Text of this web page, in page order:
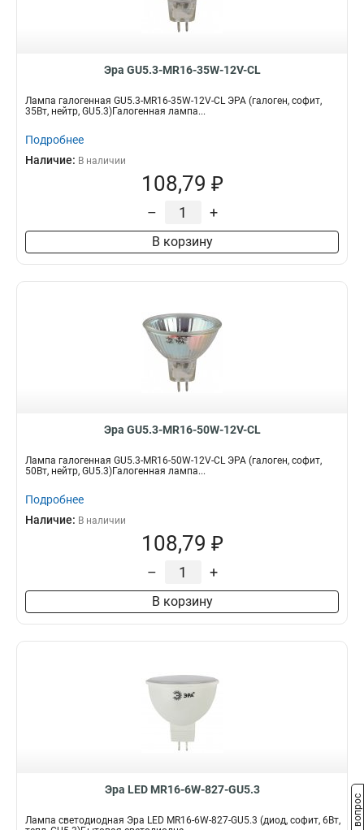
Эра GU5.3-MR16-35W-12V-CL
Лампа галогенная GU5.3-MR16-35W-12V-CL ЭРА (галоген, софит,
35Вт, нейтр, GU5.3)Галогенная лампа...
Подробнее
Наличие: В наличии
108,79 ₽
– +
В корзину
Эра GU5.3-MR16-50W-12V-CL
Лампа галогенная GU5.3-MR16-50W-12V-CL ЭРА (галоген, софит,
50Вт, нейтр, GU5.3)Галогенная лампа...
Подробнее
Наличие: В наличии
108,79 ₽
– +
В корзину
Эра LED MR16-6W-827-GU5.3
Лампа светодиодная Эра LED MR16-6W-827-GU5.3 (диод, софит, 6Вт,